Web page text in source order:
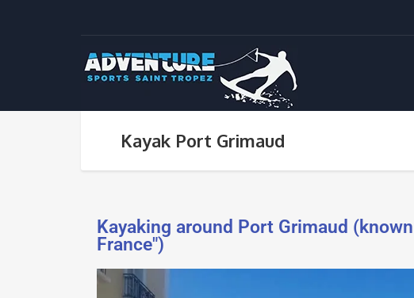
Kayak Port Grimaud
Kayaking around Port Grimaud
France")